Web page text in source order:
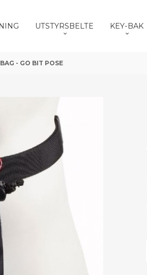
UTSTYRSBELTE KEY-BAK
- GO BIT POSE